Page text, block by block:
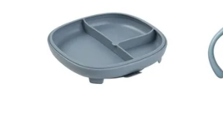
Misky, príbory
Skladovanie potravín